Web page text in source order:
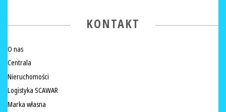
KONTAKT
O nas
Centrala
Nieruchomości
Logistyka SCAWAR
Marka własna